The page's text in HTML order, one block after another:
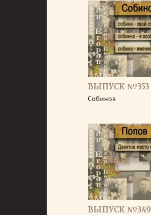
ВЫПУСК №353
Собинов
ВЫПУСК №349